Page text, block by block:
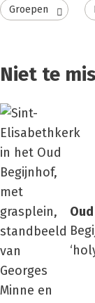
Groepen
Niet te